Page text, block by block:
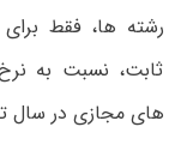
ثابت، نسبت به
های مجازی در سال تحصیلی ۹۸ ـ ۹۷